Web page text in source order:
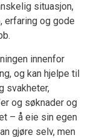
situasjon,
erfaring og gode
innenfor
og kan hjelpe til
svakheter,
og søknader og
– å eie sin egen
gjøre selv, men